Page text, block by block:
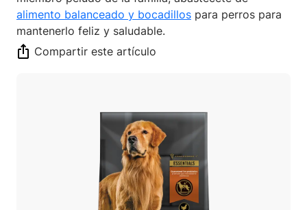
alimento balanceado y bocadillos para perros para
mantenerlo feliz y saludable.
Compartir este artículo